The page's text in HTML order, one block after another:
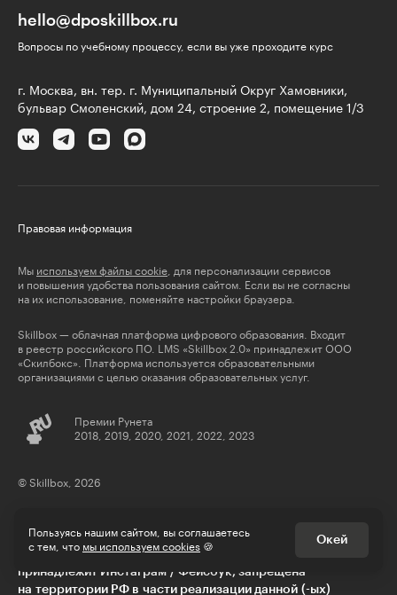
hello@dposkillbox.ru
Вопросы по учебному процессу, если вы уже проходите курс
г. Москва, вн. тер. г. Муниципальный Округ Хамовники,
бульвар Смоленский, дом 24, строение 2, помещение 1/3
Правовая информация
Мы используем файлы cookie , для персонализации сервисов
и повышения удобства пользования сайтом. Если вы не согласны
на их использование, поменяйте настройки браузера.
Skillbox — облачная платформа цифрового образования. Входит
в реестр российского ПО. LMS «Skillbox 2.0» принадлежит ООО
«Скилбокс». Платформа используется образовательными
организациями с целью оказания образовательных услуг.
Премии Рунета
2018, 2019, 2020, 2021, 2022, 2023
© Skillbox, 2026
** деятельность компании Meta Platforms Inc., которой
принадлежит Инстаграм / Фейсбук, запрещена
на территории РФ в части реализации данной (-ых)
Пользуясь нашим сайтом, вы соглашаетесь
с тем, что мы используем cookies 🍪
Окей